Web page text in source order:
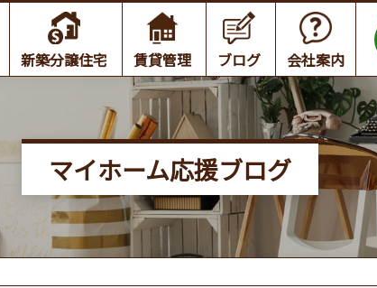
新築分譲住宅 賃貸管理 ブログ 会社案内
マイホーム応援ブログ